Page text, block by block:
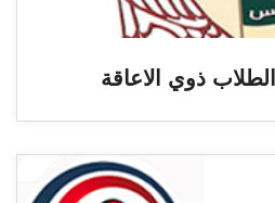
ذوي الاعاقة